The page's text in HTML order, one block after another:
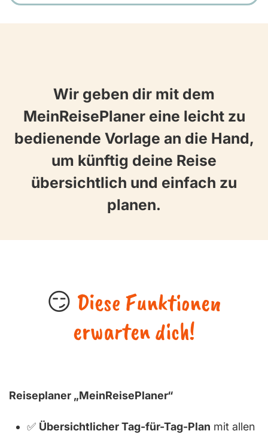
Wir geben dir mit dem
MeinReisePlaner eine leicht zu
bedienende Vorlage an die Hand,
um künftig deine Reise
übersichtlich und einfach zu
planen.
😏 Diese Funktionen
erwarten dich!
Reiseplaner „MeinReisePlaner“
✅ Übersichtlicher Tag-für-Tag-Plan mit allen